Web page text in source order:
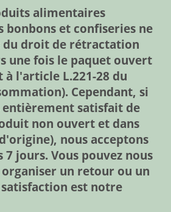
alimentaires
bonbons et confiseries ne
du droit de rétractation
une fois le paquet ouvert
l'article L.221-28 du
Cependant, si
entièrement satisfait de
non ouvert et dans
nous acceptons
7 jours. Vous pouvez nous
un retour ou un
est notre